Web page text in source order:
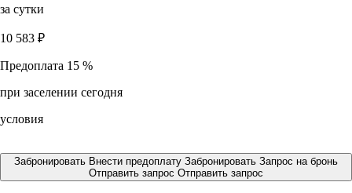
за сутки
10 583 ₽
Предоплата 15 %
при заселении сегодня
условия
Забронировать Внести предоплату Забронировать Запрос на бронь
Отправить запрос Отправить запрос